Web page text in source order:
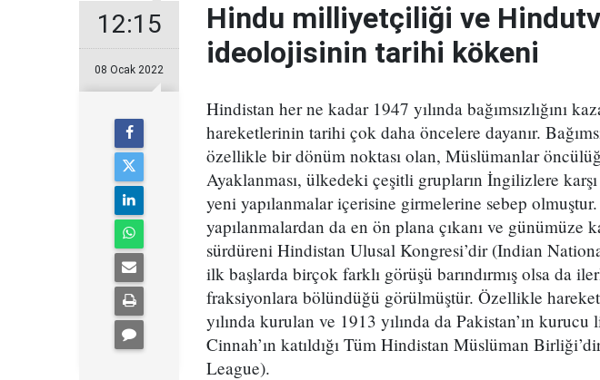
12:15
08 Ocak 2022
Hindu milliyetçiliği ve
ideolojisinin tarihi kökeni
Hindistan her ne kadar 1947 yılında bağımsızlığını
hareketlerinin tarihi çok daha öncelere dayanır.
özellikle bir dönüm noktası olan, Müslümanlar
Ayaklanması, ülkedeki çeşitli grupların İngilizlere karşı
yeni yapılanmalar içerisine girmelerine sebep
yapılanmalardan da en ön plana çıkanı ve günümüze
sürdüreni Hindistan Ulusal Kongresi’dir (Indian
ilk başlarda birçok farklı görüşü barındırmış olsa da
fraksiyonlara bölündüğü görülmüştür. Özellikle
yılında kurulan ve 1913 yılında da Pakistan’ın
Cinnah’ın katıldığı Tüm Hindistan Müslüman
League).